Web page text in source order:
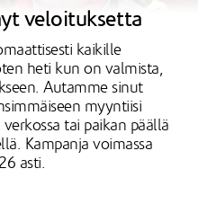
veloituksetta
kaikille
heti kun on valmista,
Autamme sinut
myyntiisi
tai paikan päällä
Kampanja voimassa
asti.